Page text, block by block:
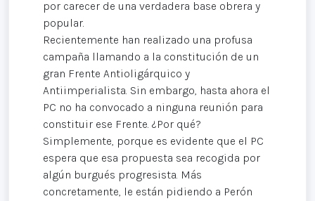
por carecer de una verdadera base obrera y
popular.
Recientemente han realizado una profusa
campaña llamando a la constitución de un
gran Frente Antioligárquico y
Antiimperialista. Sin embargo, hasta ahora el
PC no ha convocado a ninguna reunión para
constituir ese Frente. ¿Por qué?
Simplemente, porque es evidente que el PC
espera que esa propuesta sea recogida por
algún burgués progresista. Más
concretamente, le están pidiendo a Perón